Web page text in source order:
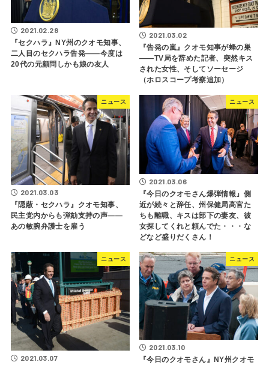
2021.02.28
『セクハラ』NY州のクオモ知事、
二人目のセクハラ告発――今度は
20代の元顧問しかも娘の友人
2021.03.02
『告発の嵐』クオモ知事が蜂の巣
――TV局を辞めた記者、突然キス
された女性、そしてソーセージ
（ホロスコープ考察追加）
ニュース
2021.03.03
『隠蔽・セクハラ』クオモ知事、
民主党内からも弾劾支持の声――
あの敏腕弁護士を雇う
ニュース
2021.03.06
『今日のクオモさん爆弾情報』側
近が続々と辞任、州保健局高官た
ちも離職、キスは部下の妻友、彼
女探してくれと頼んでた・・・な
どなど盛りだくさん！
ニュース
2021.03.07
ニュース
2021.03.10
『今日のクオモさん』NY州クオモ